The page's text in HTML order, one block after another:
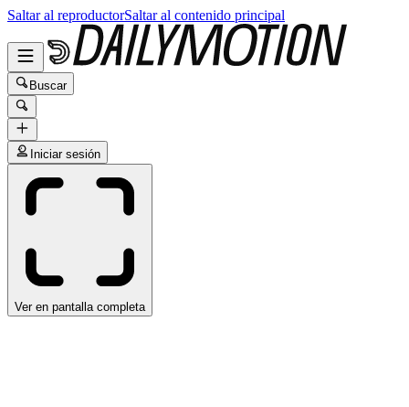
Saltar al reproductorSaltar al contenido principal
Buscar
Iniciar sesión
Ver en pantalla completa